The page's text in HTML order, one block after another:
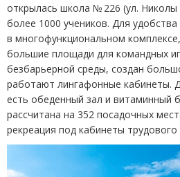
открылась школа № 226 (ул.
более 1000 учеников. Для
в многофункциональном
большие площади для командных
безбарьерной среды, создан
работают лингафонные кабинеты.
есть обеденный зал и витаминный
рассчитана на 352 посадочных
рекреация под кабинеты трудового